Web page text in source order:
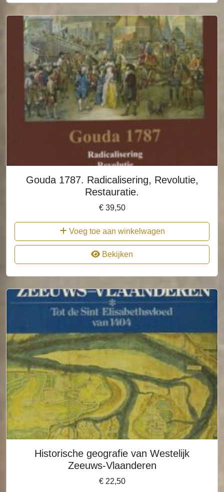
Gouda 1787. Radicalisering, Revolutie,
Restauratie.
€39,50
Voeg toe aan winkelwagen
Bekijken
Historische geografie van Westelijk
Zeeuws-Vlaanderen
€22,50